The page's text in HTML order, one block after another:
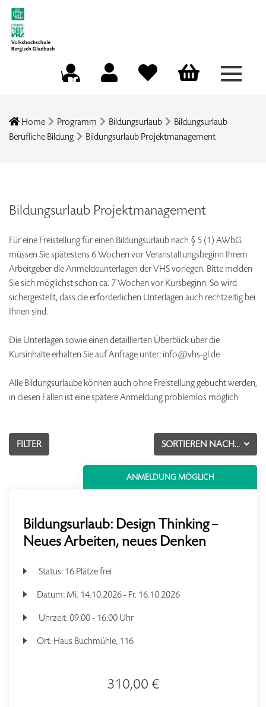
Menü
Home Programm Bildungsurlaub
Bildungsurlaub
Berufliche Bildung
Bildungsurlaub Projektmanagement
Bildungsurlaub Projektmanagement
Für eine Freistellung für einen Bildungsurlaub nach § 5 (1) AWbG
müssen Sie spätestens 6 Wochen vor Veranstaltungsbeginn Ihrem
Arbeitgeber die Anmeldeunterlagen der VHS vorlegen. Bitte melden
Sie sich möglichst schon ca. 7 Wochen vor Kursbeginn. So wird
sichergestellt, dass die erforderlichen Unterlagen auch rechtzeitig bei
Ihnen sind.
Die Unterlagen sowie einen detaillierten Überblick über die
Kursinhalte erhalten Sie auf Anfrage unter: info@vhs-gl.de
Alle Bildungsurlaube können auch ohne Freistellung gebucht werden,
in diesen Fällen ist eine spätere Anmeldung problemlos möglich.
SORTIEREN NACH...
FILTER
ANMELDUNG MÖGLICH
Bildungsurlaub: Design Thinking –
Neues Arbeiten, neues Denken
Status: 16 Plätze frei
Datum: Mi. 14.10.2026 - Fr. 16.10.2026
Uhrzeit:09:00 - 16:00 Uhr
Ort: Haus Buchmühle, 116
310,00 €